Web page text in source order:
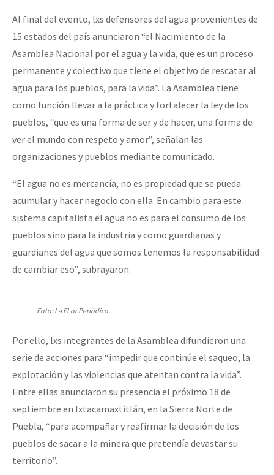
Al final del evento, lxs defensores del agua provenientes de
15 estados del país anunciaron “el Nacimiento de la
Asamblea Nacional por el agua y la vida, que es un proceso
permanente y colectivo que tiene el objetivo de rescatar al
agua para los pueblos, para la vida”. La Asamblea tiene
como función llevar a la práctica y fortalecer la ley de los
pueblos, “que es una forma de ser y de hacer, una forma de
ver el mundo con respeto y amor”, señalan las
organizaciones y pueblos mediante comunicado.
“El agua no es mercancía, no es propiedad que se pueda
acumular y hacer negocio con ella. En cambio para este
sistema capitalista el agua no es para el consumo de los
pueblos sino para la industria y como guardianas y
guardianes del agua que somos tenemos la responsabilidad
de cambiar eso”, subrayaron.
Foto: La FLor Periódico
Por ello, lxs integrantes de la Asamblea difundieron una
serie de acciones para “impedir que continúe el saqueo, la
explotación y las violencias que atentan contra la vida”.
Entre ellas anunciaron su presencia el próximo 18 de
septiembre en Ixtacamaxtitlán, en la Sierra Norte de
Puebla, “para acompañar y reafirmar la decisión de los
pueblos de sacar a la minera que pretendía devastar su
territorio”.